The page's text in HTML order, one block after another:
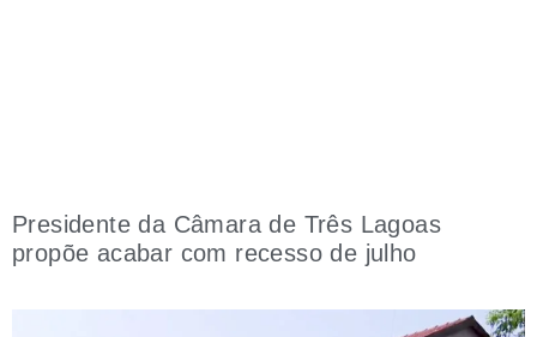
Presidente da Câmara de Três Lagoas
propõe acabar com recesso de julho